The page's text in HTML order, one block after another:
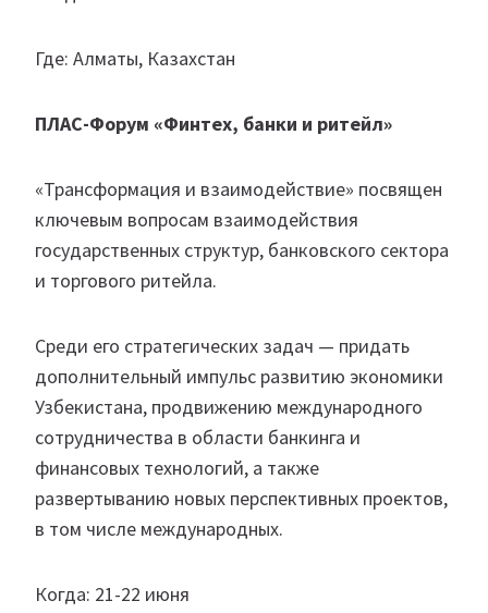
Где: Алматы, Казахстан
ПЛАС-Форум «Финтех, банки и ритейл»
«Трансформация и взаимодействие» посвящен
ключевым вопросам взаимодействия
государственных структур, банковского сектора
и торгового ритейла.
Среди его стратегических задач — придать
дополнительный импульс развитию экономики
Узбекистана, продвижению международного
сотрудничества в области банкинга и
финансовых технологий, а также
развертыванию новых перспективных проектов,
в том числе международных.
Когда: 21-22 июня